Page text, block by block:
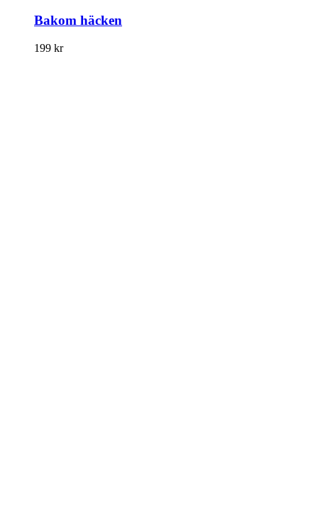
Bakom häcken
199 kr